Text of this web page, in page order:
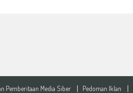
Pemberitaan Media Siber Pedoman Iklan